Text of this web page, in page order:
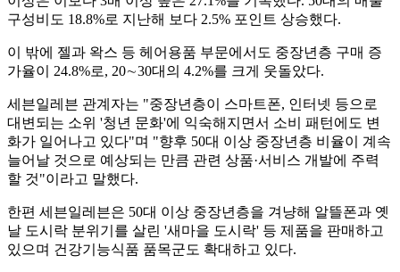
구성비도 18.8%로 지난해 보다 2.5% 포인트 상승했다.
이 밖에 젤과 왁스 등 헤어용품 부문에서도 중장년층 구매 증
가율이 24.8%로, 20∼30대의 4.2%를 크게 웃돌았다.
세븐일레븐 관계자는 "중장년층이 스마트폰, 인터넷 등으로
대변되는 소위 '청년 문화'에 익숙해지면서 소비 패턴에도 변
화가 일어나고 있다"며 "향후 50대 이상 중장년층 비율이 계속
늘어날 것으로 예상되는 만큼 관련 상품·서비스 개발에 주력
할 것"이라고 말했다.
한편 세븐일레븐은 50대 이상 중장년층을 겨냥해 알뜰폰과 옛
날 도시락 분위기를 살린 '새마을 도시락' 등 제품을 판매하고
있으며 건강기능식품 품목군도 확대하고 있다.